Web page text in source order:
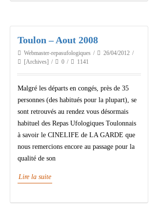
Toulon – Aout 2008
Webmaster-repasufologiques
26/04/2012
[Archives]
0 1141
Malgré les départs en congés, près de 35
personnes (des habitués pour la plupart), se
sont retrouvés au rendez vous désormais
habituel des Repas Ufologiques Toulonnais
à savoir le CINELIFE de LA GARDE que
nous remercions encore au passage pour la
qualité de son
Lire la suite